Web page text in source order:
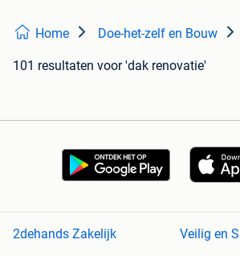
Home Doe-het-zelf en Bouw
101 resultaten voor 'dak renovatie'
2dehands Zakelijk
Veilig en